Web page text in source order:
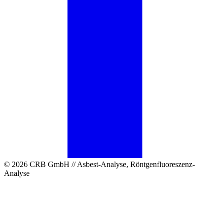
© 2026 CRB GmbH // Asbest-Analyse, Röntgenfluoreszenz-
Analyse